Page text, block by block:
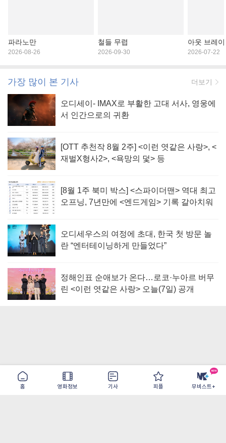
홈 영화정보 기사 피플 무비스트+
파라노만
2026-08-26
철들 무렵
2026-09-30
아웃 브레
2026-07-22
가장 많이 본 기사 더보기
오디세이- IMAX로 부활한 고대 서사, 영웅에
서 인간으로의 귀환
[OTT 추천작 8월 2주] <이런 엿같은 사랑>, <
재벌X형사2>, <욕망의 덫> 등
[8월 1주 북미 박스] <스파이더맨> 역대 최고
오프닝, 7년만에 <엔드게임> 기록 갈아치워
오디세우스의 여정에 초대, 한국 첫 방문 놀
란 “엔터테이닝하게 만들었다”
정해인표 순애보가 온다…로코·누아르 버무
린 <이런 엿같은 사랑> 오늘(7일) 공개